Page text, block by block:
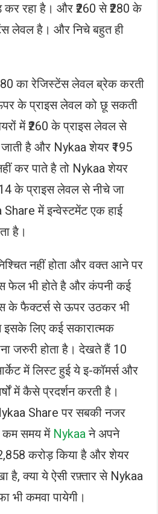
रहा है। और ₹260 से ₹280 के
लेवल है। और निचे बहुत ही
का रेजिस्टेंस लेवल ब्रेक करती
के प्राइस लेवल को छू सकती
में ₹260 के प्राइस लेवल से
है और Nykaa शेयर ₹195
कर पाते है तो Nykaa शेयर
के प्राइस लेवल से नीचे जा
में इन्वेस्टमेंट एक हाई
है।
नहीं होता और वक्त आने पर
फेल भी होते है और कंपनी कई
के फैक्टर्स से ऊपर उठकर भी
इसके लिए कई सकारात्मक
जरुरी होता है। देखते हैं 10
में लिस्ट हुई ये इ-कॉमर्स और
में कैसे प्रदर्शन करती है।
Share पर सबकी नजर
कम समय में Nykaa ने अपने
करोड़ किया है और शेयर
है, क्या ये ऐसी रफ़्तार से Nykaa
भी कमवा पायेगी।